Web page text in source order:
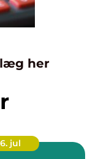
her
jul